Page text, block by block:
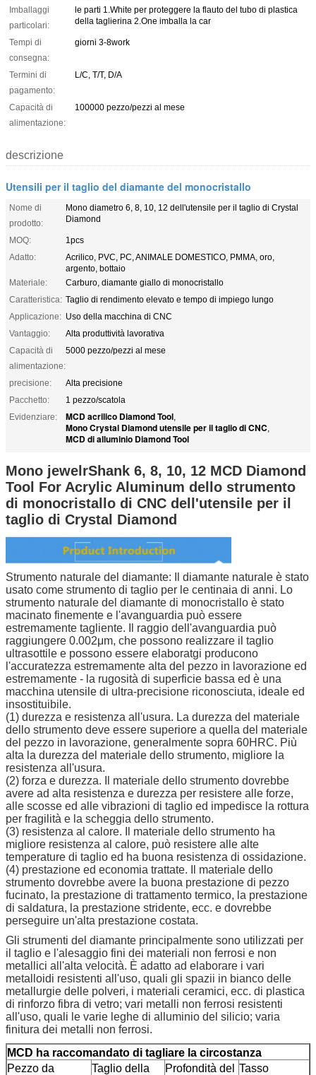
Imballaggi
particolari:
le parti 1.White per proteggere la flauto del tubo di plastica
della taglierina 2.One imballa la car
Tempi di
consegna:
giorni 3-8work
Termini di
pagamento:
L/C, T/T, D/A
Capacità di
alimentazione:
100000 pezzo/pezzi al mese
descrizione
Utensili per il taglio del diamante del monocristallo
Nome di
prodotto:
Mono diametro 6, 8, 10, 12 dell'utensile per il taglio di Crystal
Diamond
MOQ:
1pcs
Adatto:
Acrilico, PVC, PC, ANIMALE DOMESTICO, PMMA, oro,
argento, bottaio
Materiale:
Carburo, diamante giallo di monocristallo
Caratteristica: Taglio di rendimento elevato e tempo di impiego lungo
Applicazione: Uso della macchina di CNC
Vantaggio:
Alta produttività lavorativa
Capacità di
alimentazione:
5000 pezzo/pezzi al mese
precisione:
Alta precisione
Pacchetto:
1 pezzo/scatola
Evidenziare:
MCD acrilico Diamond Tool,
Mono Crystal Diamond utensile per il taglio di CNC,
MCD di alluminio Diamond Tool
Mono jewelrShank 6, 8, 10, 12 MCD Diamond
Tool For Acrylic Aluminum dello strumento
di monocristallo di CNC dell'utensile per il
taglio di Crystal Diamond
Strumento naturale del diamante: Il diamante naturale è stato
usato come strumento di taglio per le centinaia di anni. Lo
strumento naturale del diamante di monocristallo è stato
macinato finemente e l'avanguardia può essere
estremamente tagliente. Il raggio dell'avanguardia può
raggiungere 0.002μm, che possono realizzare il taglio
ultrasottile e possono essere elaboratgi producono
l'accuratezza estremamente alta del pezzo in lavorazione ed
estremamente - la rugosità di superficie bassa ed è una
macchina utensile di ultra-precisione riconosciuta, ideale ed
insostituibile.
(1) durezza e resistenza all'usura. La durezza del materiale
dello strumento deve essere superiore a quella del materiale
del pezzo in lavorazione, generalmente sopra 60HRC. Più
alta la durezza del materiale dello strumento, migliore la
resistenza all'usura.
(2) forza e durezza. Il materiale dello strumento dovrebbe
avere ad alta resistenza e durezza per resistere alle forze,
alle scosse ed alle vibrazioni di taglio ed impedisce la rottura
per fragilità e la scheggia dello strumento.
(3) resistenza al calore. Il materiale dello strumento ha
migliore resistenza al calore, può resistere alle alte
temperature di taglio ed ha buona resistenza di ossidazione.
(4) prestazione ed economia trattate. Il materiale dello
strumento dovrebbe avere la buona prestazione di pezzo
fucinato, la prestazione di trattamento termico, la prestazione
di saldatura, la prestazione stridente, ecc. e dovrebbe
perseguire un'alta prestazione costata.
Gli strumenti del diamante principalmente sono utilizzati per
il taglio e l'alesaggio fini dei materiali non ferrosi e non
metallici all'alta velocità. È adatto ad elaborare i vari
metalloidi resistenti all'uso, quali gli spazii in bianco delle
metallurgie delle polveri, i materiali ceramici, ecc. di plastica
di rinforzo fibra di vetro; vari metalli non ferrosi resistenti
all'uso, quali le varie leghe di alluminio del silicio; varia
finitura dei metalli non ferrosi.
MCD ha raccomandato di tagliare la circostanza
Pezzo da
Taglio della
Profondità del Tasso